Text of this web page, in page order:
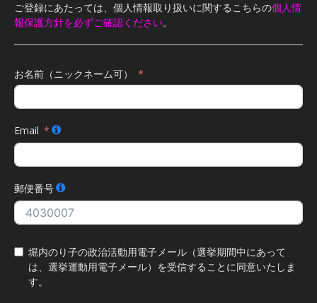
ご登録にあたっては、個人情報取り扱いに関するこちらの個人情
報保護方針を必ずご確認ください。
お名前（ニックネーム可）
Email
郵便番号
堀内のり子の政治活動用電子メール（選挙期間中にあって
は、選挙運動用電子メール）を受信することに同意いたしま
す。